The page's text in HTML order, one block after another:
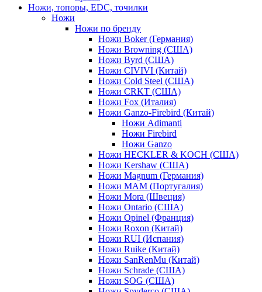
Ножи, топоры, EDC, точилки
Ножи
Ножи по бренду
Ножи Boker (Германия)
Ножи Browning (США)
Ножи Byrd (США)
Ножи CIVIVI (Китай)
Ножи Cold Steel (США)
Ножи CRKT (США)
Ножи Fox (Италия)
Ножи Ganzo-Firebird (Китай)
Ножи Adimanti
Ножи Firebird
Ножи Ganzo
Ножи HECKLER & KOCH (США)
Ножи Kershaw (США)
Ножи Magnum (Германия)
Ножи MAM (Португалия)
Ножи Mora (Швеция)
Ножи Ontario (США)
Ножи Opinel (Франция)
Ножи Roxon (Китай)
Ножи RUI (Испания)
Ножи Ruike (Китай)
Ножи SanRenMu (Китай)
Ножи Schrade (США)
Ножи SOG (США)